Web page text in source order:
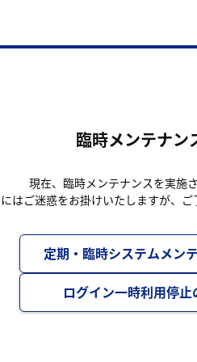
臨時メンテナン
現在、臨時メンテナンスを実施
はご迷惑をお掛けいたしますが、
定期・臨時システムメン
ログイン一時利用停止